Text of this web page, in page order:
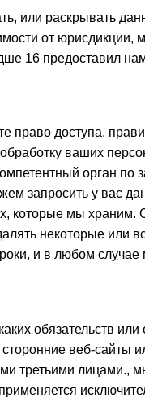
или раскрывать
от юрисдикции,
16 предоставил
доступа,
ваших
орган по
запросить у вас
которые мы храним.
некоторые или
и в любом случае
обязательств или
веб-сайты
третьими лицами.,